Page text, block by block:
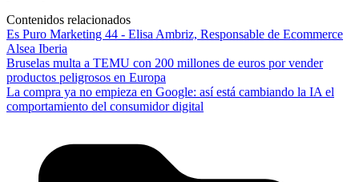
Contenidos relacionados
Es Puro Marketing 44 - Elisa Ambriz, Responsable de Ecommerce
Alsea Iberia
Bruselas multa a TEMU con 200 millones de euros por vender
productos peligrosos en Europa
La compra ya no empieza en Google: así está cambiando la IA el
comportamiento del consumidor digital